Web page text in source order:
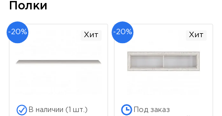
Полки
-20% Хит
В наличии (1 шт.)
-20% Хит
Под заказ